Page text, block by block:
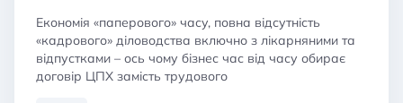
Економія «паперового» часу, повна відсутність
«кадрового» діловодства включно з лікарняними та
відпустками – ось чому бізнес час від часу обирає
договір ЦПХ замість трудового